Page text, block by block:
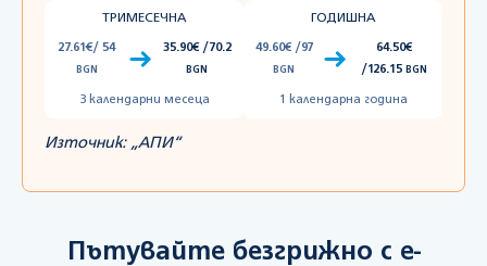
ТРИМЕСЕЧНА
27.61€/ 54
BGN
35.90€ /70.2
BGN
3 календарни месеца
ГОДИШНА
49.60€ /97
BGN
64.50€
/126.15 BGN
1 календарна година
Източник: „АПИ“
Пътувайте безгрижно с е-